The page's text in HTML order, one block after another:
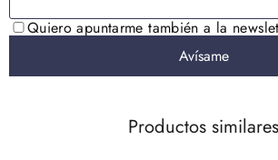
Productos similares